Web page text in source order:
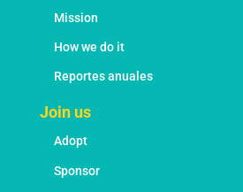
Mission
How we do it
Reportes anuales
Join us
Adopt
Sponsor